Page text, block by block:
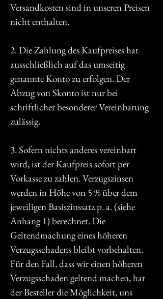
Versandkosten sind in unseren Preisen
nicht enthalten.
2. Die Zahlung des Kaufpreises hat
ausschließlich auf das umseitig
genannte Konto zu erfolgen. Der
Abzug von Skonto ist nur bei
schriftlicher besonderer Vereinbarung
zulässig.
3. Sofern nichts anderes vereinbart
wird, ist der Kaufpreis sofort per
Vorkasse zu zahlen. Verzugszinsen
werden in Höhe von 5 % über dem
jeweiligen Basiszinssatz p. a. (siehe
Anhang 1) berechnet. Die
Geltendmachung eines höheren
Verzugsschadens bleibt vorbehalten.
Für den Fall, dass wir einen höheren
Verzugsschaden geltend machen, hat
der Besteller die Möglichkeit, uns